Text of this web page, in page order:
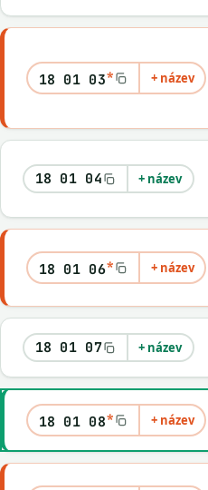
18 01 03* + název
18 01 04 + název
18 01 06* + název
18 01 07 + název
18 01 08* + název